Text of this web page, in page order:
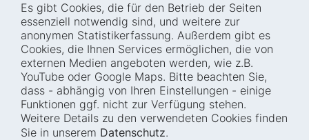
Es gibt Cookies, die für den Betrieb der Seiten
essenziell notwendig sind, und weitere zur
anonymen Statistikerfassung. Außerdem gibt es
Cookies, die Ihnen Services ermöglichen, die von
externen Medien angeboten werden, wie z.B.
YouTube oder Google Maps. Bitte beachten Sie,
dass - abhängig von Ihren Einstellungen - einige
Funktionen ggf. nicht zur Verfügung stehen.
Weitere Details zu den verwendeten Cookies finden
Sie in unserem Datenschutz.
Startseite
Wer wir sind
Wie wir arbeiten
Projekte
Fellowships
Karriere
Blog
Presse
Termine
Barrierefreiheit
Transparenz
Glossar
Anfahrt und
Impressum